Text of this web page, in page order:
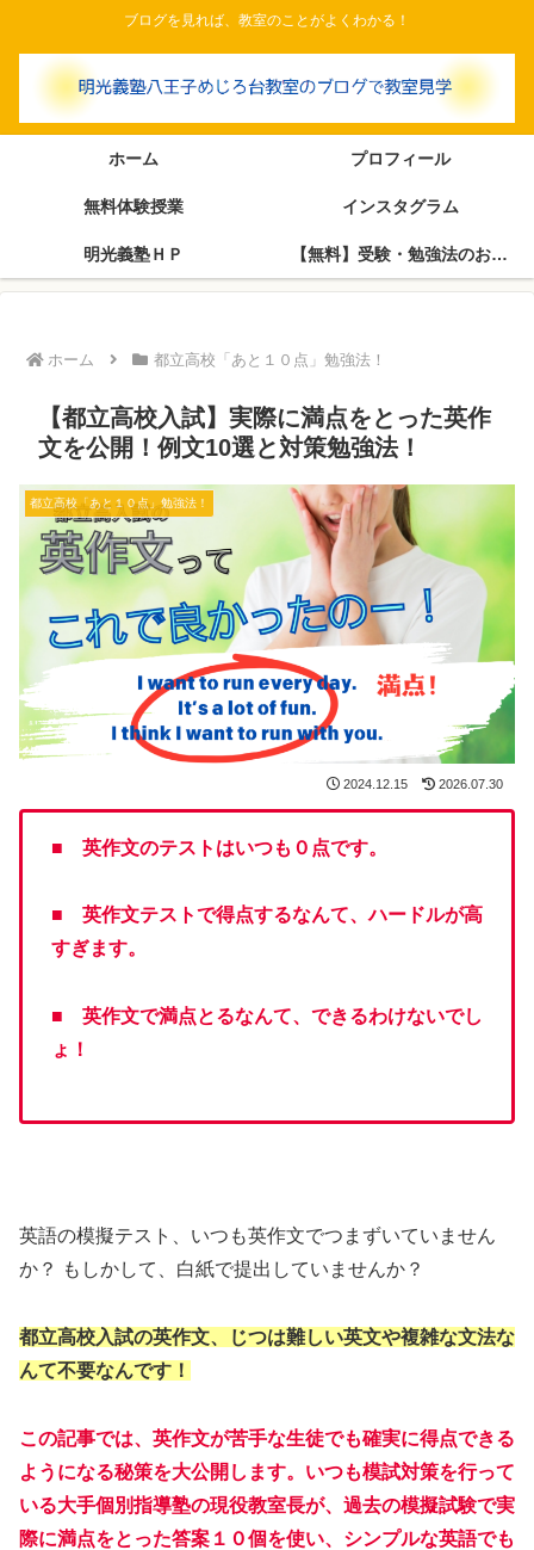
ブログを見れば、教室のことがよくわかる！
ホーム プロフィール
無料体験授業 インスタグラム
明光義塾ＨＰ 【無料】受験・勉強法のお悩み相談室（塾長がブログで回答します）
ホーム 都立高校「あと１０点」勉強法！
【都立高校入試】実際に満点をとった英作
文を公開！例文10選と対策勉強法！
都立高校「あと１０点」勉強法！
2024.12.15 2026.07.30
■ 英作文のテストはいつも０点です。
■ 英作文テストで得点するなんて、ハードルが高
すぎます。
■ 英作文で満点とるなんて、できるわけないでし
ょ！
英語の模擬テスト、いつも英作文でつまずいていません
か？ もしかして、白紙で提出していませんか？
都立高校入試の英作文、じつは難しい英文や複雑な文法な
んて不要なんです！
この記事では、英作文が苦手な生徒でも確実に得点できる
ようになる秘策を大公開します。いつも模試対策を行って
いる大手個別指導塾の現役教室長が、過去の模擬試験で実
際に満点をとった答案１０個を使い、シンプルな英語でも